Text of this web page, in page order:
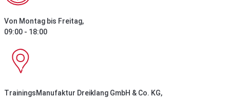
Von Montag bis Freitag,
09:00 - 18:00
TrainingsManufaktur Dreiklang GmbH & Co. KG,